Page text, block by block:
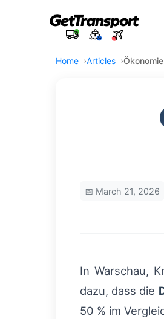
Home Articles
📅 March 21, 2026
In Warschau,
dazu, dass die
50 % im